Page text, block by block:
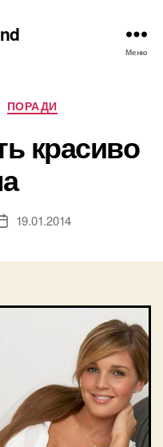
Меню
ПОРАДИ
красиво
Дата19.01.2014